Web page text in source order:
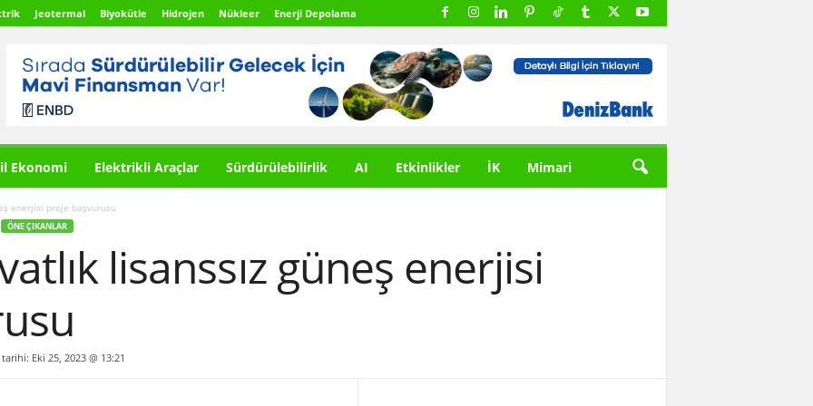
Jeotermal Biyokütle Hidrojen Nükleer Enerji Depolama
Ekonomi Elektrikli Araçlar Sürdürülebilirlik AI Etkinlikler İK Mimari
enerjisi proje başvurusu
ÖNE ÇIKANLAR
lisanssız güneş enerjisi
Eki 25, 2023 @ 13:21